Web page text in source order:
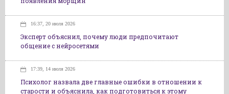
16:37, 20 июля 2026
Эксперт объяснил, почему люди предпочитают
общение с нейросетями
17:39, 14 июля 2026
Психолог назвала две главные ошибки в отношении к
старости и объяснила, как подготовиться к этому